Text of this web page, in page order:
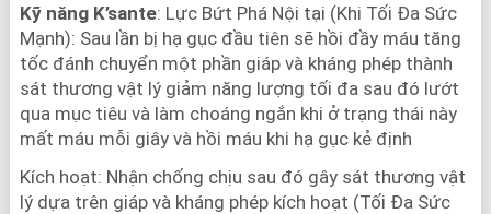
Kỹ năng K’sante: Lực Bứt Phá Nội tại (Khi Tối Đa Sức
Mạnh): Sau lần bị hạ gục đầu tiên sẽ hồi đầy máu tăng
tốc đánh chuyển một phần giáp và kháng phép thành
sát thương vật lý giảm năng lượng tối đa sau đó lướt
qua mục tiêu và làm choáng ngắn khi ở trạng thái này
mất máu mỗi giây và hồi máu khi hạ gục kẻ định
Kích hoạt: Nhận chống chịu sau đó gây sát thương vật
lý dựa trên giáp và kháng phép kích hoạt (Tối Đa Sức